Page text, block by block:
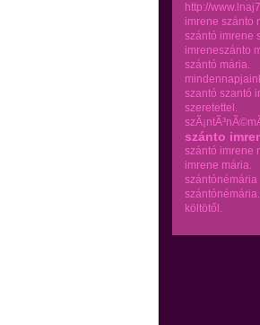
http://
imrene szánto
szántó imrene
imreneszánto
szántó mária.
szantó szantó
szeretettel.
szánto
szántó imrene
imrene mária.
szántónémária
szántónémária.
költötől.